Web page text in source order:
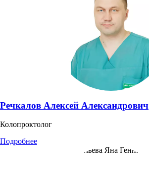
Речкалов Алексей Александрович
Колопроктолог
Подробнее